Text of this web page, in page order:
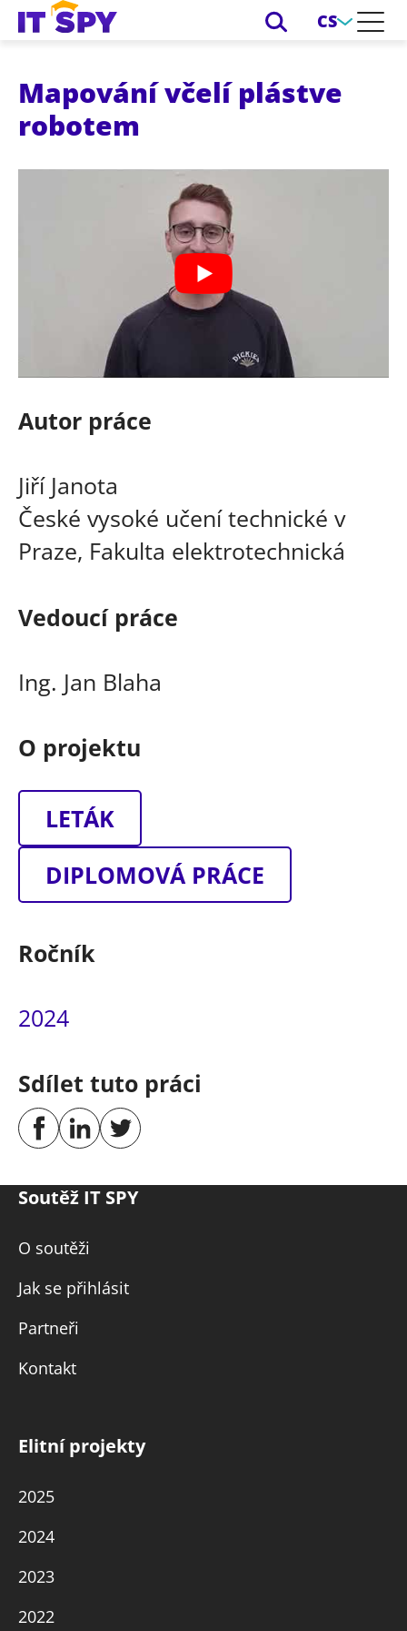
CS
Mapování včelí plástve
robotem
Autor práce
Jiří Janota
České vysoké učení technické v
Praze, Fakulta elektrotechnická
Vedoucí práce
Ing. Jan Blaha
O projektu
LETÁK
DIPLOMOVÁ PRÁCE
Ročník
2024
Sdílet tuto práci
Soutěž IT SPY
O soutěži
Jak se přihlásit
Partneři
Kontakt
Elitní projekty
2025
2024
2023
2022